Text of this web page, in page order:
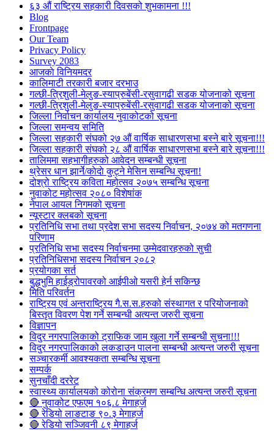
६३ औं राष्ट्रिय सहकारी दिवसको शुभकामना !!!
Blog
Frontpage
Our Team
Privacy Policy
Survey 2083
आजकाे विनियमदर
कालिमाटी तरकारी बजार दरभाउ
गल्छी-त्रिशुली-मेलुङ-स्याप्रुबेंसी-रसुवागढी सडक योजनाको सूचना
गल्छी-त्रिशुली-मेलुङ-स्याप्रुबेंसी-रसुवागढी सडक योजनाको सूचना
जिल्ला निर्वाचन कार्यालय नुवाकोटको सूचना
जिल्ला समन्वय समिति
जिल्ला सहकारी संघको २७ औं वार्षिक साधारणसभा बस्ने बारे सूचना!!!
जिल्ला सहकारी संघको २८ औं वार्षिक साधारणसभा बस्ने बारे सूचना!!!
तालिममा सहभागीहरुको आवेदन सम्बन्धी सूचना
थ्रेसर धान झार्ने/काेदाे कुट्ने मेसिन सम्बन्धि सूचना!
दोश्रो राष्ट्रिय कविता महोत्सव २०७५ सम्बन्धि सूचना
नुवाकोट महोत्सव २०८० विशेषांक
नेपाल आयल निगमको सूचना
न्यूस्टार क्लबको सूचना
प्रतिनिधि सभा तथा प्रदेश सभा सदस्य निर्वाचन, २०७४ को मतगणना
परिणाम
प्रतिनिधि सभा सदस्य निर्वाचनमा उम्मेदवारहरुको सुची
प्रतिनिधिसभा सदस्य निर्वाचन २०८२
प्रयोगका सर्त
बुद्धभुमि हाईड्रोपावरको आईपीओ यसरी हेर्न सकिन्छ
मिति परिवर्तन
राष्ट्रिय एवं अन्तराष्ट्रिय गै.स.स.हरुको संस्थागत र परियोजनाको
बिस्तृत विवरण पेश गर्ने सम्बन्धी अत्यन्त जरुरी सूचना
विज्ञापन
विदुर नगरपालिकाको ट्राफिक जाम खुला गर्ने सम्बन्धी सुचना!!!
विदुर नगरपालिकाको लकडाउन पालना सम्बन्धी अत्यन्त जरुरी सूचना
सञ्चारकर्मी आवश्यकता सम्बन्धि सूचना
सम्पर्क
सुनचाँदी दररेट
स्वास्थ्य कार्यालयको कोरोना संक्रमण सम्बन्धि अत्यन्त जरुरी सूचना
🔴 नुवाकोट एफएम १०६.८ मेगाहर्ज
🔴 रेडियो लाङटाङ ९०.३ मेगाहर्ज
🔴 रेडियो सञ्जिवनी ८९ मेगाहर्ज